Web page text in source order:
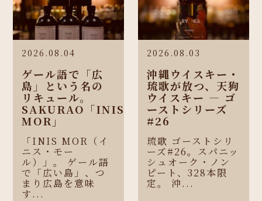
2026.08.04
ゲール語で「広
島」という名の
リキュール。
SAKURAO「INIS
MOR」
「INIS MOR（イ
ニス・モー
ル）」。 ゲール語
で「広い島」、つ
まり広島を意味
す...
2026.08.03
沖縄ウイスキー・
琉歌が放つ、天狗
ウイスキー ― ゴ
ーストシリーズ
#26
琉歌 ゴーストシリ
ーズ#26。スパニッ
シュオーク・ノン
ピート、328本限
定。 沖...